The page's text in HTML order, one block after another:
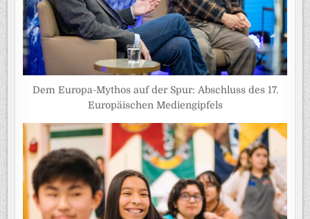
Dem Europa-Mythos auf der Spur: Abschluss des 17.
Europäischen Mediengipfels